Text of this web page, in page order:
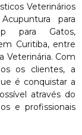
Veterinários
para
para Gatos,
Curitiba, entre
Veterinária. Com
os clientes, a
é conquistar a
através do
e profissionais